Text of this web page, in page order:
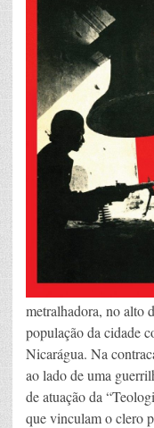
metralhadora, no alto
população da cidade
Nicarágua. Na
ao lado de uma
de atuação da
que vinculam o clero